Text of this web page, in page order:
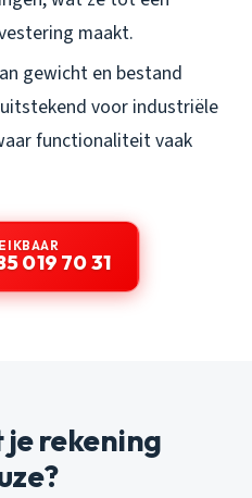
maakt.
gewicht en bestand
voor industriële
functionaliteit vaak
019 70 31
rekening